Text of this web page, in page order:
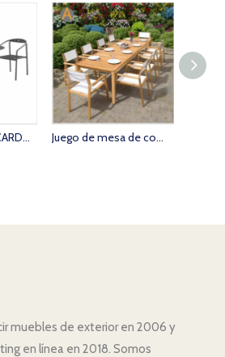
MESTIL PRECIO CARDA DE METAL Mesa y silla de comedor al aire libre para restaurante Juego de mesa de comedor para exterior de madera de teca rectangular resistente, diseño a medida
muebles de exterior en 2006 y
en línea en 2018. Somos